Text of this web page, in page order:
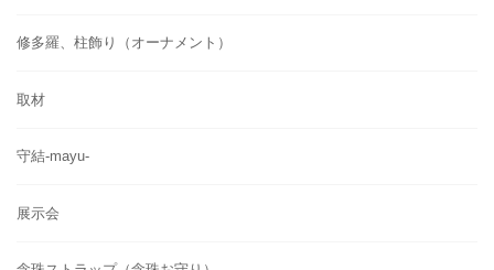
修多羅、柱飾り（オーナメント）
取材
守結-mayu-
展示会